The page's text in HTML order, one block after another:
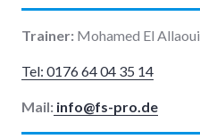
Trainer: Mohamed El Allaoui
Tel: 0176 64 04 35 14
Mail: info@fs-pro.de